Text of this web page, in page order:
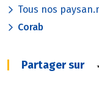
Tous nos
Corab
Partager sur